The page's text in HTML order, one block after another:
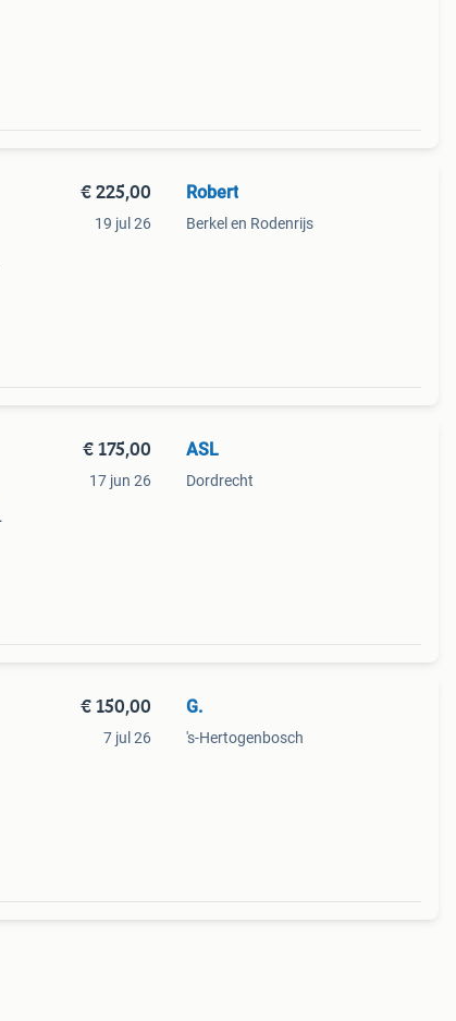
€ 225,00
19 jul 26
Robert
Berkel en Rodenrijs
€ 175,00
17 jun 26
ASL
Dordrecht
€ 150,00
7 jul 26
G.
's-Hertogenbosch